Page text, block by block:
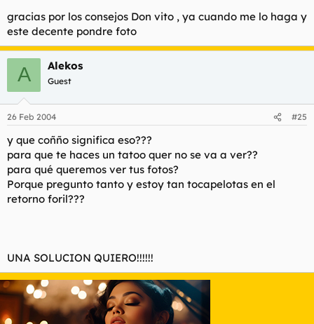
gracias por los consejos Don vito , ya cuando me lo haga y
este decente pondre foto
A Alekos
Guest
26 Feb 2004 #25
y que coñño significa eso???
para que te haces un tatoo quer no se va a ver??
para qué queremos ver tus fotos?
Porque pregunto tanto y estoy tan tocapelotas en el
retorno foril???
UNA SOLUCION QUIERO!!!!!!